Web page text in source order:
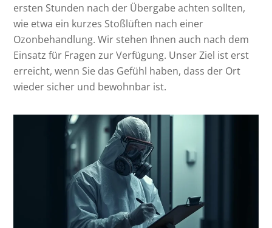
ersten Stunden nach der Übergabe achten sollten,
wie etwa ein kurzes Stoßlüften nach einer
Ozonbehandlung. Wir stehen Ihnen auch nach dem
Einsatz für Fragen zur Verfügung. Unser Ziel ist erst
erreicht, wenn Sie das Gefühl haben, dass der Ort
wieder sicher und bewohnbar ist.